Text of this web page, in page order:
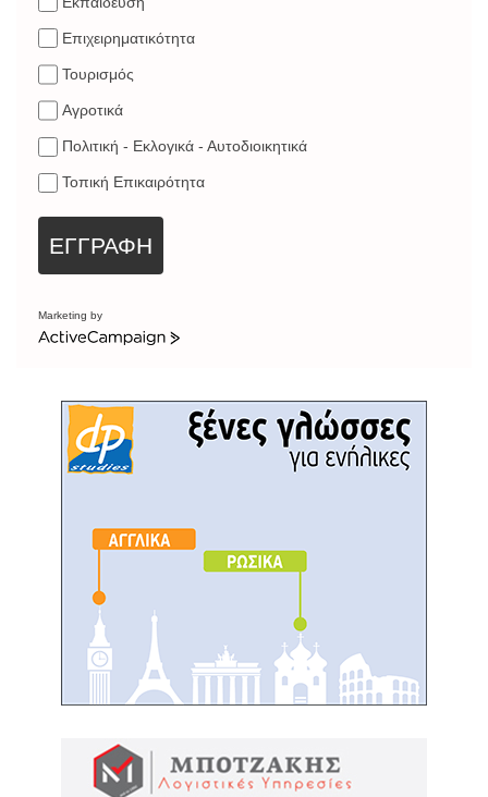
Επιχειρηματικότητα
Τουρισμός
Αγροτικά
Πολιτική - Εκλογικά - Αυτοδιοικητικά
Τοπική Επικαιρότητα
ΕΓΓΡΑΦΗ
Marketing by